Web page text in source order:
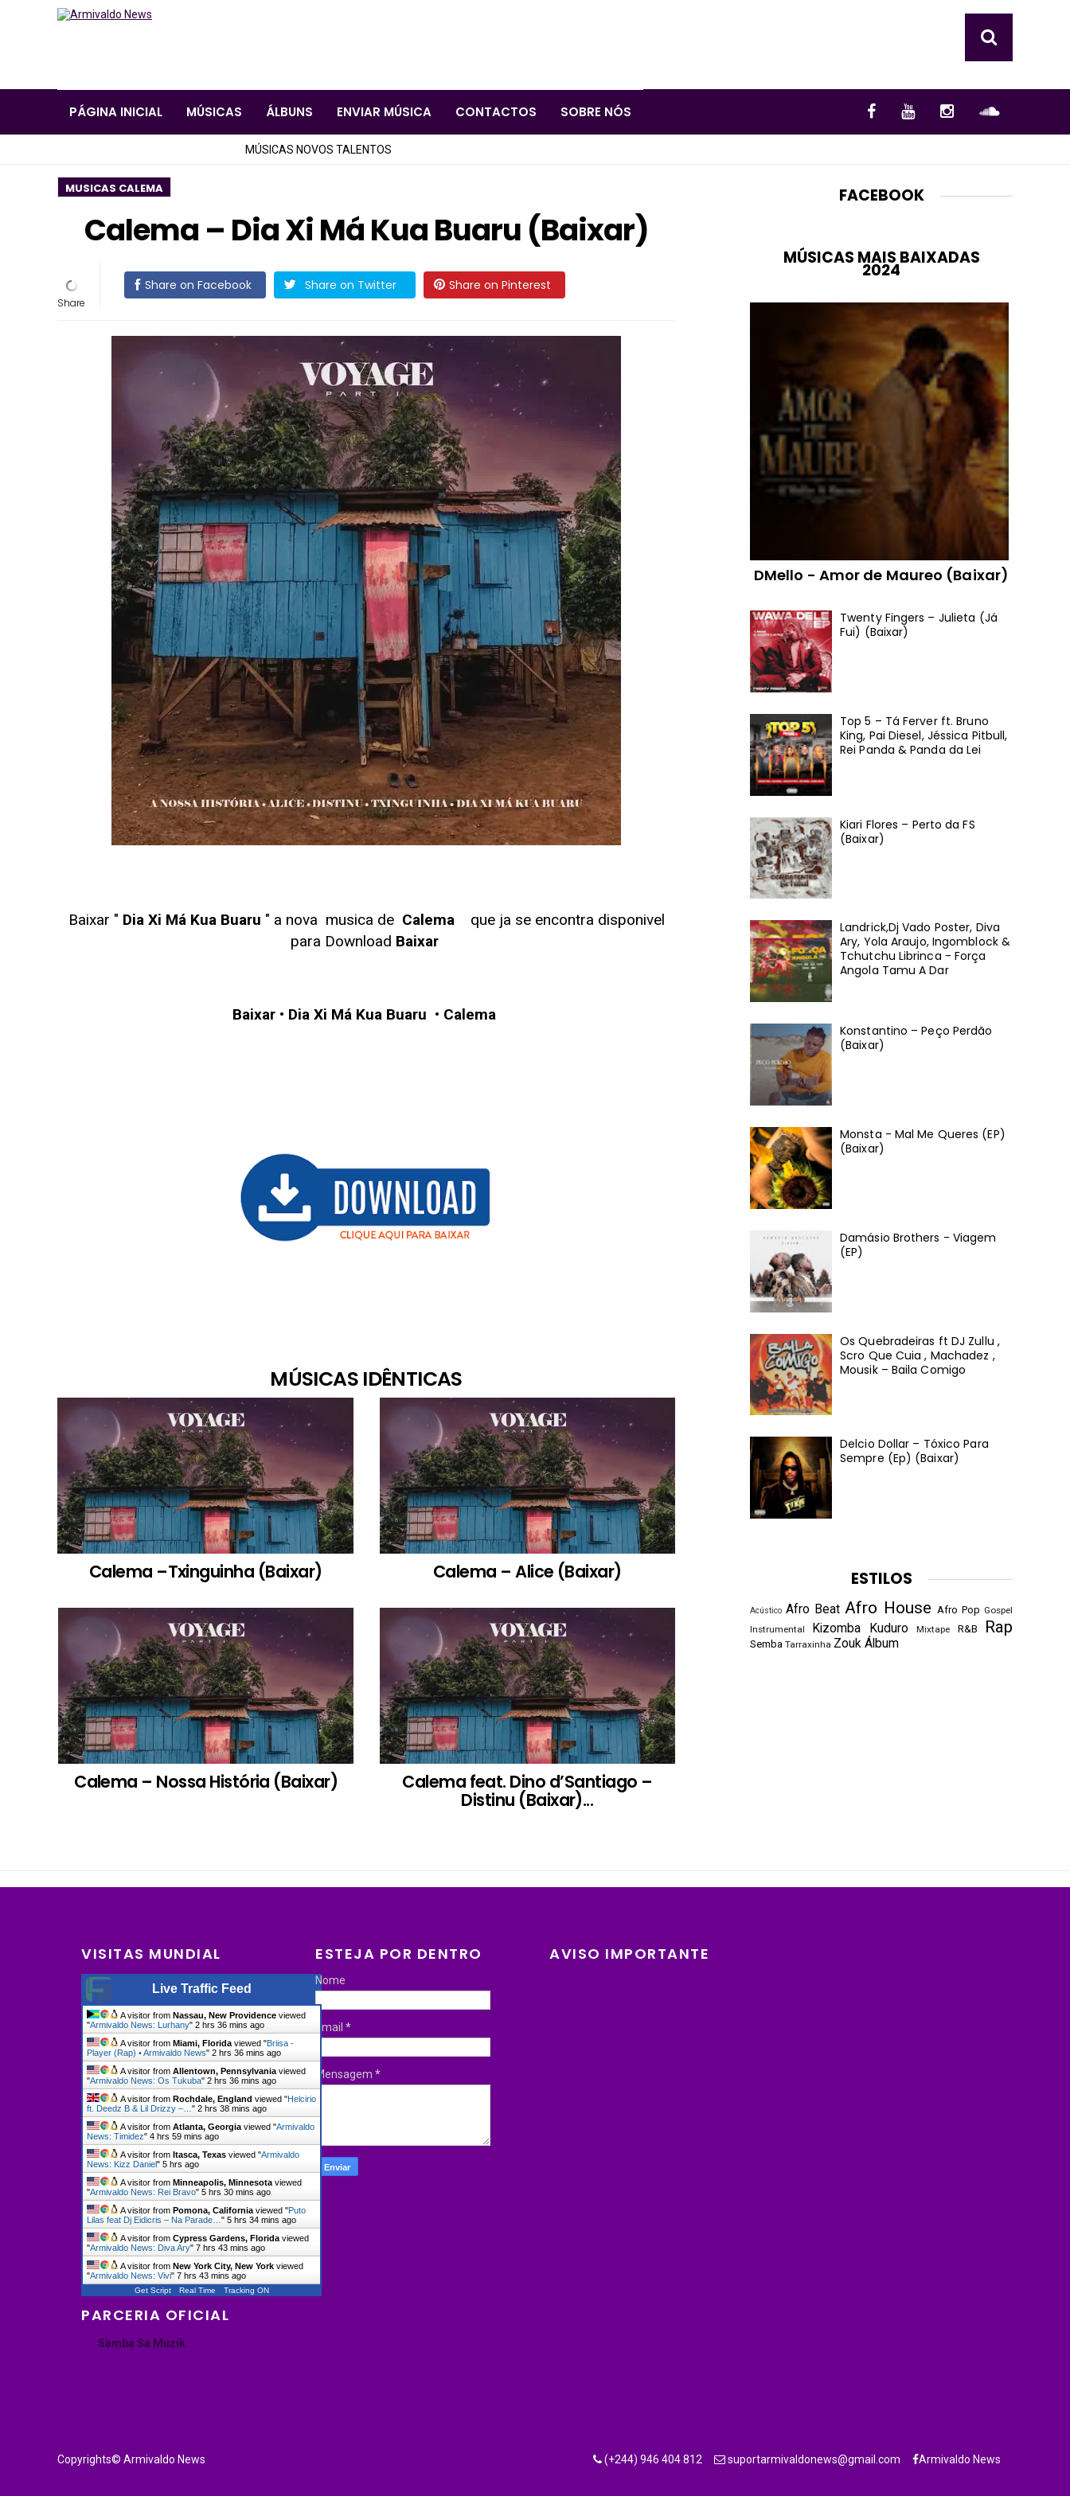
PÁGINA INICIAL MÚSICAS ÁLBUNS ENVIAR MÚSICA CONTACTOS SOBRE NÓS
MÚSICAS NOVOS TALENTOS
MUSICAS CALEMA
Calema – Dia Xi Má Kua Buaru (Baixar)
Share on Facebook Share on Twitter Share on Pinterest
Baixar " Dia Xi Má Kua Buaru " a nova musica de Calema
que ja se encontra disponivel
para Download Baixar
Baixar • Dia Xi Má Kua Buaru • Calema
MÚSICAS IDÊNTICAS
Calema –Txinguinha (Baixar) Calema – Alice (Baixar)
Calema – Nossa História (Baixar) Calema feat. Dino d’Santiago –
Distinu (Baixar)...
FACEBOOK
MÚSICAS MAIS BAIXADAS
2024
DMello - Amor de Maureo (Baixar)
Twenty Fingers – Julieta (Já
Fui) (Baixar)
Top 5 – Tá Ferver ft. Bruno
King, Pai Diesel, Jéssica Pitbull,
Rei Panda & Panda da Lei
Kiari Flores – Perto da FS
(Baixar)
Landrick,Dj Vado Poster, Diva
Ary, Yola Araujo, Ingomblock &
Tchutchu Librinca - Força
Angola Tamu A Dar
Konstantino – Peço Perdão
(Baixar)
Monsta - Mal Me Queres (EP)
(Baixar)
Damásio Brothers - Viagem
(EP)
Os Quebradeiras ft DJ Zullu ,
Scro Que Cuia , Machadez ,
Mousik – Baila Comigo
Delcio Dollar – Tóxico Para
Sempre (Ep) (Baixar)
ESTILOS
Acústico Afro Beat Afro House Afro Pop Gospel
Instrumental
Kizomba Kuduro Mixtape R&B Rap
Semba Tarraxinha Zouk Álbum
VISITAS MUNDIAL
Live Traffic Feed
A visitor from Nassau, New Providence viewed
"Armivaldo News: Lurhany" 2 hrs 36 mins ago
A visitor from Miami, Florida viewed "Briisa -
Player (Rap) • Armivaldo News" 2 hrs 36 mins ago
A visitor from Allentown, Pennsylvania viewed
"Armivaldo News: Os Tukuba" 2 hrs 36 mins ago
A visitor from Rochdale, England viewed "Helcirio
ft. Deedz B & Lil Drizzy –… " 2 hrs 38 mins ago
A visitor from Atlanta, Georgia viewed "Armivaldo
News: Timidez" 4 hrs 59 mins ago
A visitor from Itasca, Texas viewed "Armivaldo
News: Kizz Daniel" 5 hrs ago
A visitor from Minneapolis, Minnesota viewed
"Armivaldo News: Rei Bravo" 5 hrs 30 mins ago
A visitor from Pomona, California viewed "Puto
Lilas feat Dj Eidicris – Na Parade… " 5 hrs 34 mins ago
A visitor from Cypress Gardens, Florida viewed
"Armivaldo News: Diva Ary" 7 hrs 43 mins ago
A visitor from New York City, New York viewed
"Armivaldo News: Vivi" 7 hrs 43 mins ago
Get Script Real Time Tracking ON
PARCERIA OFICIAL
Samba Sa Muzik
ESTEJA POR DENTRO
Nome
Email *
Mensagem *
AVISO IMPORTANTE
Copyrights© Armivaldo News (+244) 946 404 812 suportarmivaldonews@gmail.com Armivaldo News